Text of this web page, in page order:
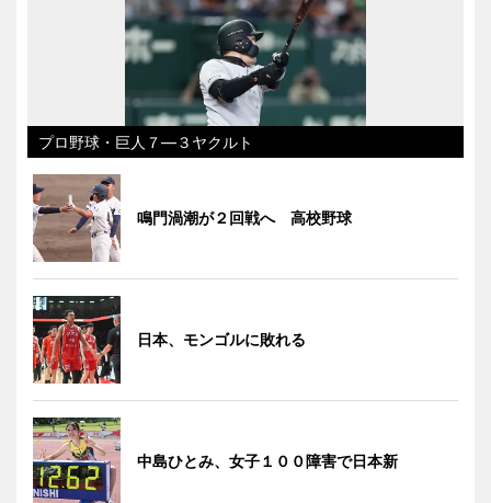
プロ野球・巨人７―３ヤクルト
鳴門渦潮が２回戦へ 高校野球
日本、モンゴルに敗れる
中島ひとみ、女子１００障害で日本新